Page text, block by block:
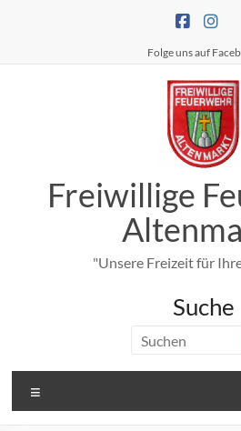
Folge uns auf
Freiwillige
"Unsere Freizeit für
Suche